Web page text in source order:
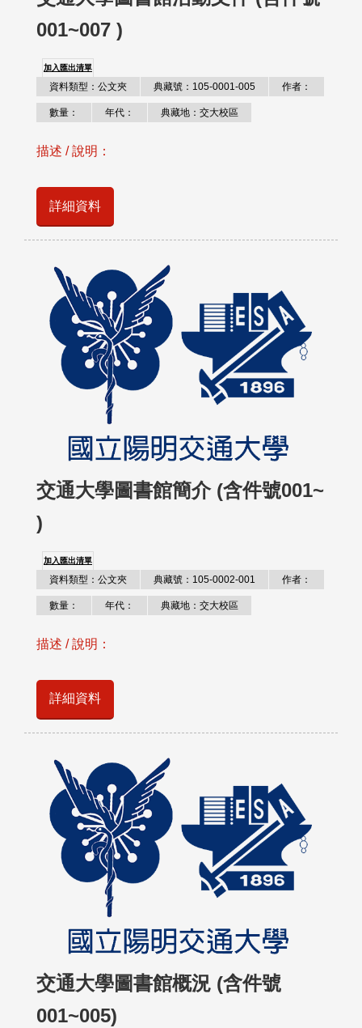
001~007 )
加入匯出清單
資料類型：公文夾 典藏號：105-0001-005 作者：
數量： 年代： 典藏地：交大校區
描述 / 說明：
詳細資料
交通大學圖書館簡介 (含件號001~
)
加入匯出清單
資料類型：公文夾 典藏號：105-0002-001 作者：
數量： 年代： 典藏地：交大校區
描述 / 說明：
詳細資料
交通大學圖書館概況 (含件號
001~005)